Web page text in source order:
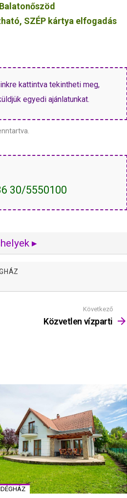
SZÉP kártya elfogadás
kattintva tekintheti meg,
egyedi ajánlatunkat.
30/5550100
▸
Következő
Közvetlen vízparti